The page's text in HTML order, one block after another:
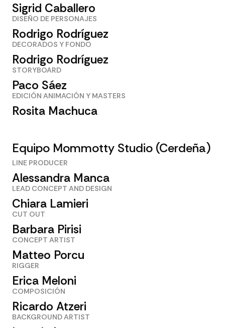
Sigrid Caballero
DISEÑO DE PERSONAJES
Rodrigo Rodríguez
DECORADOS Y FONDO
Rodrigo Rodríguez
STORYBOARD
Paco Sáez
EDICIÓN ANIMACIÓN Y MASTERS
Rosita Machuca
Equipo Mommotty Studio (Cerdeña)
LINE PRODUCER
Alessandra Manca
LEAD CONCEPT AND DESIGN
Chiara Lamieri
CUT OUT
Barbara Pirisi
CONCEPT ARTIST
Matteo Porcu
RIGGER
Erica Meloni
COMPOSICIÓN
Ricardo Atzeri
BACKGROUND ARTIST